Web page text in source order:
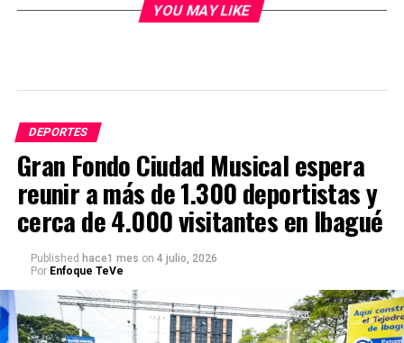
YOU MAY LIKE
DEPORTES
Gran Fondo Ciudad Musical espera
reunir a más de 1.300 deportistas y
cerca de 4.000 visitantes en Ibagué
Published hace1 mes on 4 julio, 2026
Por Enfoque TeVe